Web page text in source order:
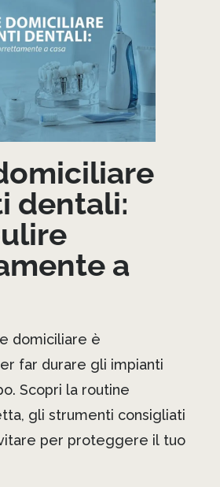
dentali:
a
domiciliare è
far durare gli impianti
Scopri la routine
gli strumenti consigliati
per proteggere il tuo